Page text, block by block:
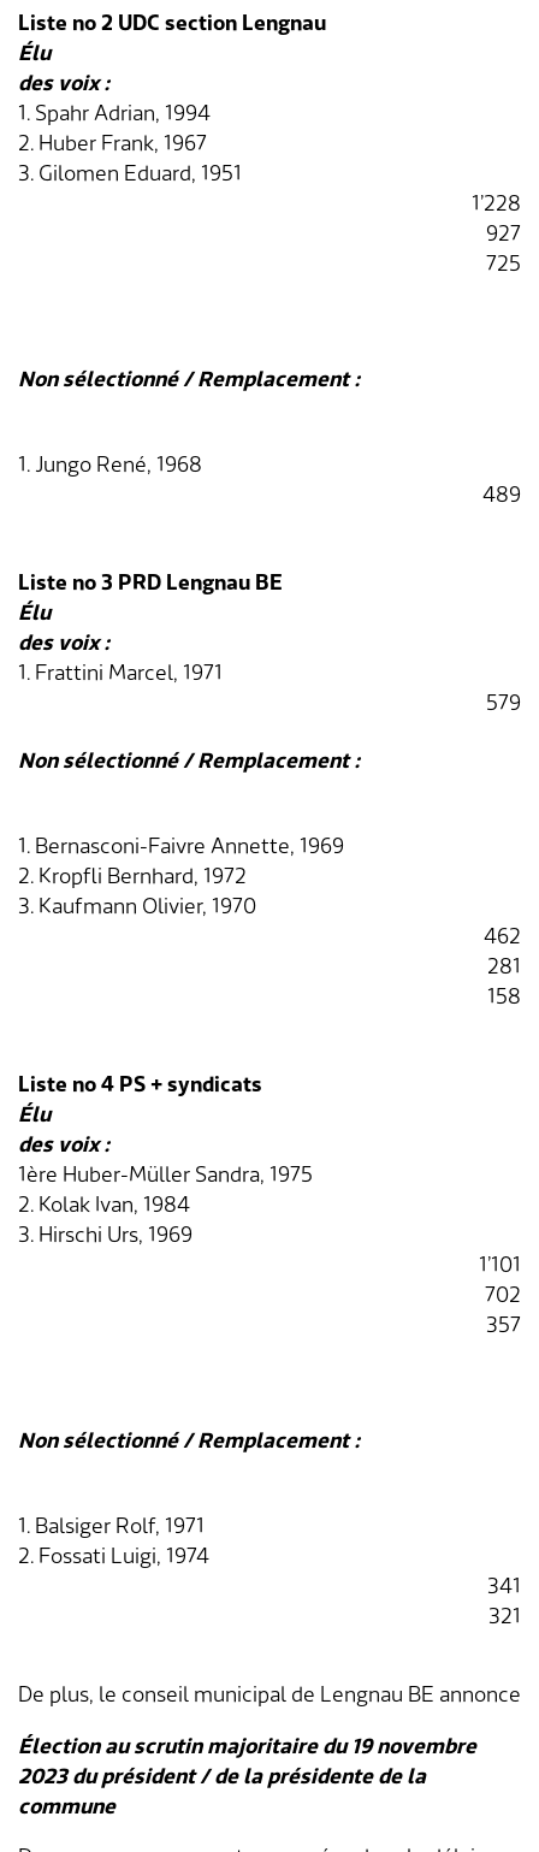
Liste no 2 UDC section Lengnau
Élu
des voix :
1. Spahr Adrian, 1994
2. Huber Frank, 1967
3. Gilomen Eduard, 1951
1’228
927
725
Non sélectionné / Remplacement :
1. Jungo René, 1968
489
Liste no 3 PRD Lengnau BE
Élu
des voix :
1. Frattini Marcel, 1971
579
Non sélectionné / Remplacement :
1. Bernasconi-Faivre Annette, 1969
2. Kropfli Bernhard, 1972
3. Kaufmann Olivier, 1970
462
281
158
Liste no 4 PS + syndicats
Élu
des voix :
1ère Huber-Müller Sandra, 1975
2. Kolak Ivan, 1984
3. Hirschi Urs, 1969
1’101
702
357
Non sélectionné / Remplacement :
1. Balsiger Rolf, 1971
2. Fossati Luigi, 1974
341
321
De plus, le conseil municipal de Lengnau BE annonce
Élection au scrutin majoritaire du 19 novembre
2023 du président / de la présidente de la
commune